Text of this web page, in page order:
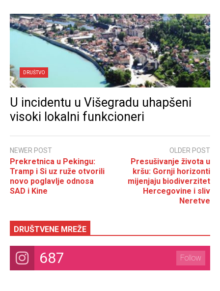
DRUŠTVO
U incidentu u Višegradu uhapšeni
visoki lokalni funkcioneri
NEWER POST
Prekretnica u Pekingu:
Tramp i Si uz ruže otvorili
novo poglavlje odnosa
SAD i Kine
OLDER POST
Presušivanje života u
kršu: Gornji horizonti
mijenjaju biodiverzitet
Hercegovine i sliv
Neretve
DRUŠTVENE MREŽE
687 Follow